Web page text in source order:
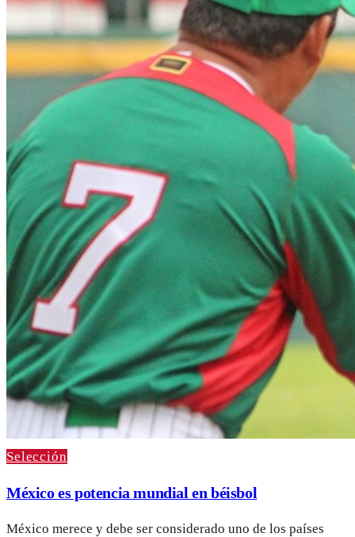
Selección
México es potencia mundial en béisbol
México merece y debe ser considerado uno de los países